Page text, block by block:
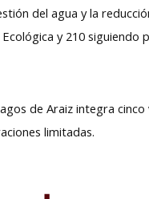
del agua y la
y 210 siguiendo
de Araiz integra
limitadas.